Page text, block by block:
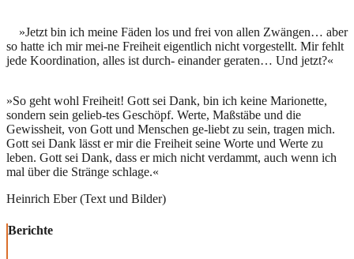
»Jetzt bin ich meine Fäden los und frei von allen Zwängen… aber
so hatte ich mir mei-ne Freiheit eigentlich nicht vorgestellt. Mir fehlt
jede Koordination, alles ist durch- einander geraten… Und jetzt?«
»So geht wohl Freiheit! Gott sei Dank, bin ich keine Marionette,
sondern sein gelieb-tes Geschöpf. Werte, Maßstäbe und die
Gewissheit, von Gott und Menschen ge-liebt zu sein, tragen mich.
Gott sei Dank lässt er mir die Freiheit seine Worte und Werte zu
leben. Gott sei Dank, dass er mich nicht verdammt, auch wenn ich
mal über die Stränge schlage.«
Heinrich Eber (Text und Bilder)
Berichte